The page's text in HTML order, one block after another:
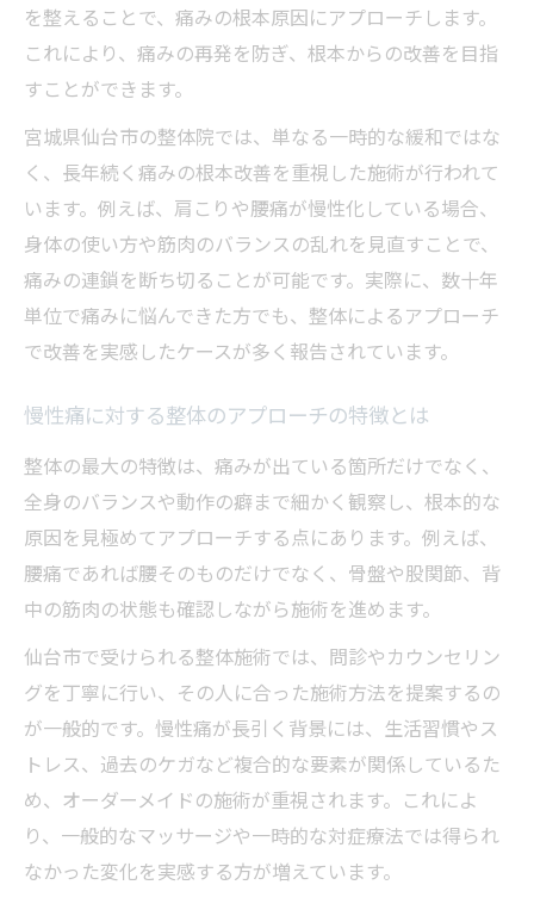
を整えることで、痛みの根本原因にアプローチします。
これにより、痛みの再発を防ぎ、根本からの改善を目指
すことができます。
宮城県仙台市の整体院では、単なる一時的な緩和ではな
く、長年続く痛みの根本改善を重視した施術が行われて
います。例えば、肩こりや腰痛が慢性化している場合、
身体の使い方や筋肉のバランスの乱れを見直すことで、
痛みの連鎖を断ち切ることが可能です。実際に、数十年
単位で痛みに悩んできた方でも、整体によるアプローチ
で改善を実感したケースが多く報告されています。
慢性痛に対する整体のアプローチの特徴とは
整体の最大の特徴は、痛みが出ている箇所だけでなく、
全身のバランスや動作の癖まで細かく観察し、根本的な
原因を見極めてアプローチする点にあります。例えば、
腰痛であれば腰そのものだけでなく、骨盤や股関節、背
中の筋肉の状態も確認しながら施術を進めます。
仙台市で受けられる整体施術では、問診やカウンセリン
グを丁寧に行い、その人に合った施術方法を提案するの
が一般的です。慢性痛が長引く背景には、生活習慣やス
トレス、過去のケガなど複合的な要素が関係しているた
め、オーダーメイドの施術が重視されます。これによ
り、一般的なマッサージや一時的な対症療法では得られ
なかった変化を実感する方が増えています。